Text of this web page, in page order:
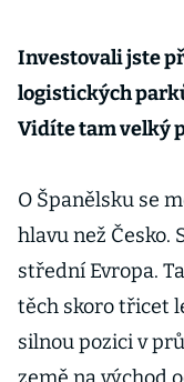
Investovali jste
logistických
Vidíte tam velký
O Španělsku se
hlavu než Česko.
střední Evropa.
těch skoro třicet
silnou pozici v